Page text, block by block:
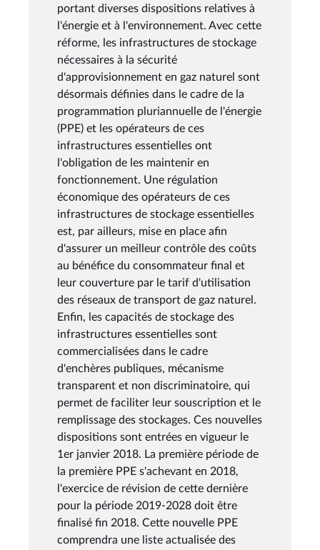
portant diverses dispositions relatives à
l'énergie et à l'environnement. Avec cette
réforme, les infrastructures de stockage
nécessaires à la sécurité
d'approvisionnement en gaz naturel sont
désormais définies dans le cadre de la
programmation pluriannuelle de l'énergie
(PPE) et les opérateurs de ces
infrastructures essentielles ont
l'obligation de les maintenir en
fonctionnement. Une régulation
économique des opérateurs de ces
infrastructures de stockage essentielles
est, par ailleurs, mise en place afin
d'assurer un meilleur contrôle des coûts
au bénéfice du consommateur final et
leur couverture par le tarif d'utilisation
des réseaux de transport de gaz naturel.
Enfin, les capacités de stockage des
infrastructures essentielles sont
commercialisées dans le cadre
d'enchères publiques, mécanisme
transparent et non discriminatoire, qui
permet de faciliter leur souscription et le
remplissage des stockages. Ces nouvelles
dispositions sont entrées en vigueur le
1er janvier 2018. La première période de
la première PPE s'achevant en 2018,
l'exercice de révision de cette dernière
pour la période 2019-2028 doit être
finalisé fin 2018. Cette nouvelle PPE
comprendra une liste actualisée des